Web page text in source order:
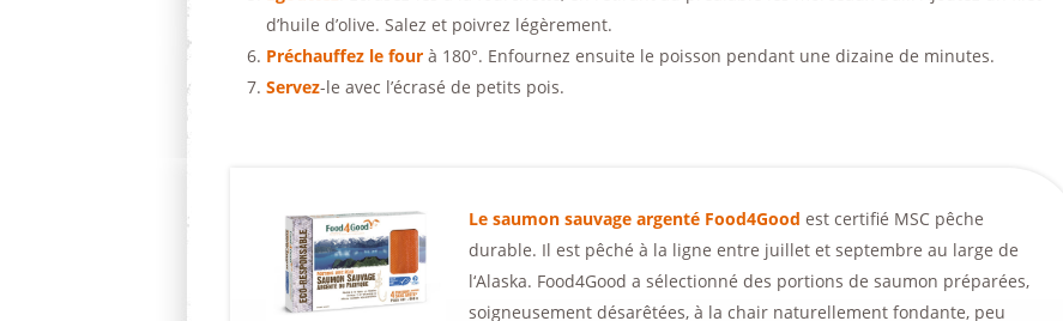
d’huile d’olive. Salez et poivrez légèrement.
Préchauffez le four à 180°. Enfournez ensuite le poisson pendant une dizaine de minutes.
Servez-le avec l’écrasé de petits pois.
Le saumon sauvage argenté Food4Good est certifié MSC pêche
durable. Il est pêché à la ligne entre juillet et septembre au large de
l‘Alaska. Food4Good a sélectionné des portions de saumon préparées,
soigneusement désarêtées, à la chair naturellement fondante, peu